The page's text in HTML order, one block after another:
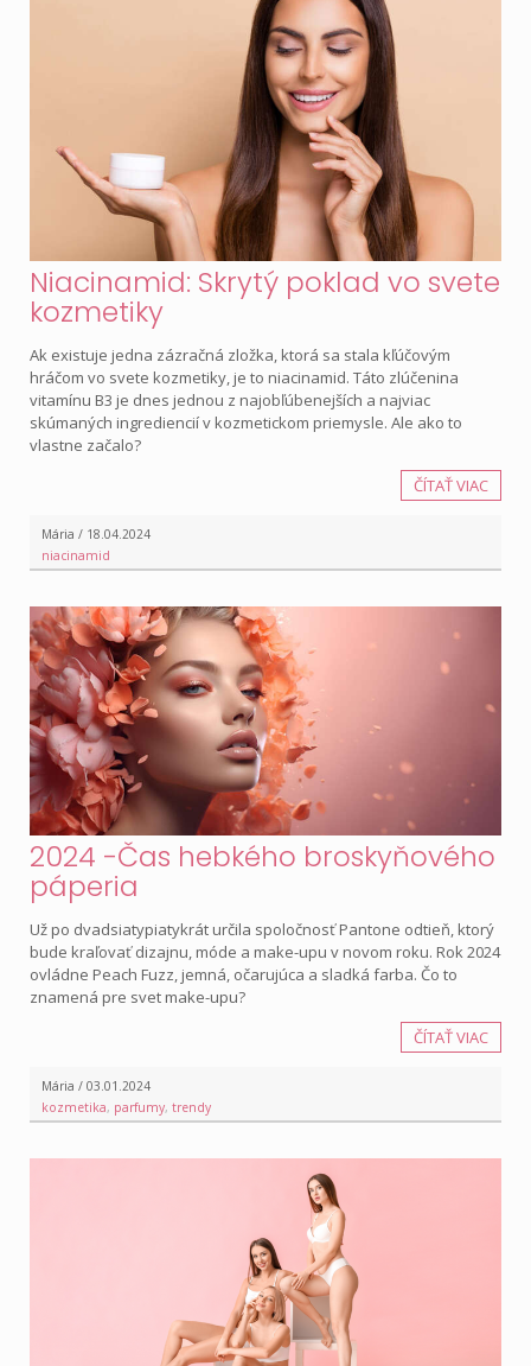
Niacinamid: Skrytý poklad vo svete
kozmetiky
Ak existuje jedna zázračná zložka, ktorá sa stala kľúčovým
hráčom vo svete kozmetiky, je to niacinamid. Táto zlúčenina
vitamínu B3 je dnes jednou z najobľúbenejších a najviac
skúmaných ingrediencií v kozmetickom priemysle. Ale ako to
vlastne začalo?
ČÍTAŤ VIAC
Mária / 18.04.2024
niacinamid
2024 -Čas hebkého broskyňového
páperia
Už po dvadsiatypiatykrát určila spoločnosť Pantone odtieň, ktorý
bude kraľovať dizajnu, móde a make-upu v novom roku. Rok 2024
ovládne Peach Fuzz, jemná, očarujúca a sladká farba. Čo to
znamená pre svet make-upu?
ČÍTAŤ VIAC
Mária / 03.01.2024
kozmetika, parfumy, trendy